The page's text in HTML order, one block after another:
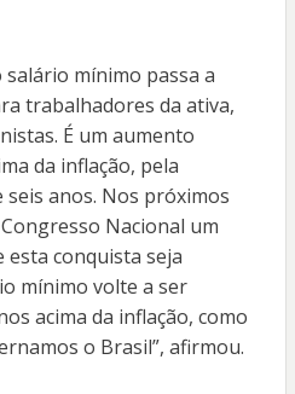
mínimo passa a
trabalhadores da ativa,
É um aumento
da inflação, pela
anos. Nos próximos
Nacional um
conquista seja
mínimo volte a ser
acima da inflação, como
o Brasil”, afirmou.